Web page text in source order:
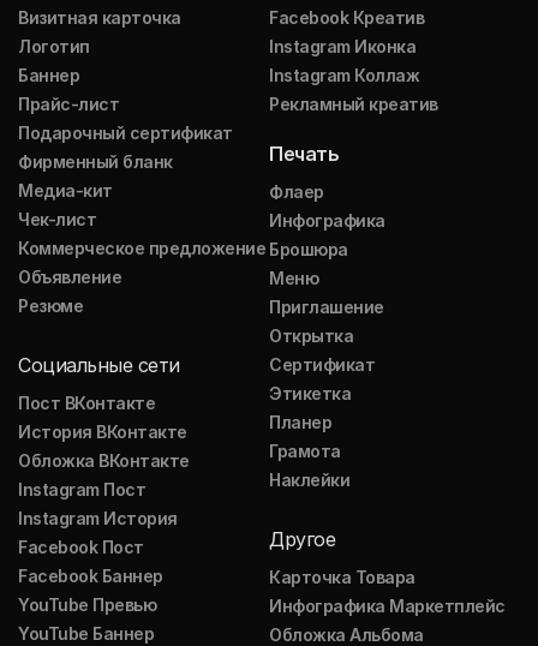
Визитная карточка
Логотип
Баннер
Прайс-лист
Подарочный сертификат
Фирменный бланк
Медиа-кит
Чек-лист
Коммерческое предложение
Объявление
Резюме
Социальные сети
Пост ВКонтакте
История ВКонтакте
Обложка ВКонтакте
Instagram Пост
Instagram История
Facebook Пост
Facebook Баннер
YouTube Превью
YouTube Баннер
Facebook Креатив
Instagram Иконка
Instagram Коллаж
Рекламный креатив
Печать
Флаер
Инфографика
Брошюра
Меню
Приглашение
Открытка
Сертификат
Этикетка
Планер
Грамота
Наклейки
Другое
Карточка Товара
Инфографика Маркетплейс
Обложка Альбома